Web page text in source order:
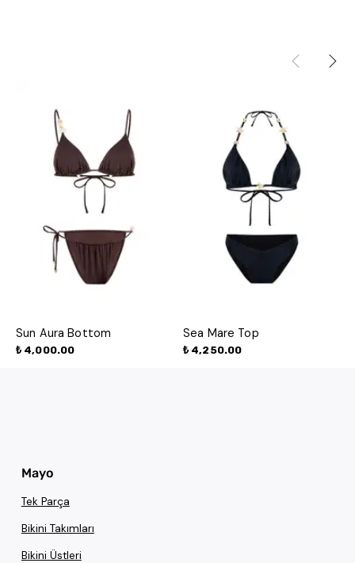
Sun Aura Bottom
₺ 4,000.00
Sea Mare Top
₺ 4,250.00
Mayo
Tek Parça
Bikini Takımları
Bikini Üstleri